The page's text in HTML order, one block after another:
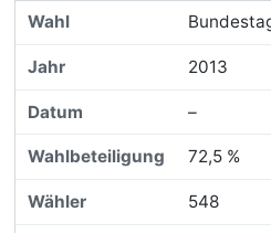
2013
–
72,5 %
548